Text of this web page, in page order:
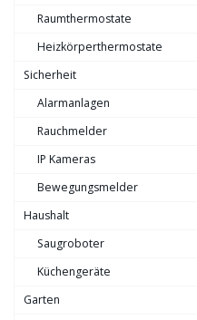
Raumthermostate
Heizkörperthermostate
Sicherheit
Alarmanlagen
Rauchmelder
IP Kameras
Bewegungsmelder
Haushalt
Saugroboter
Küchengeräte
Garten